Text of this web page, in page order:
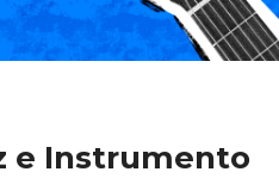
e Instrumento